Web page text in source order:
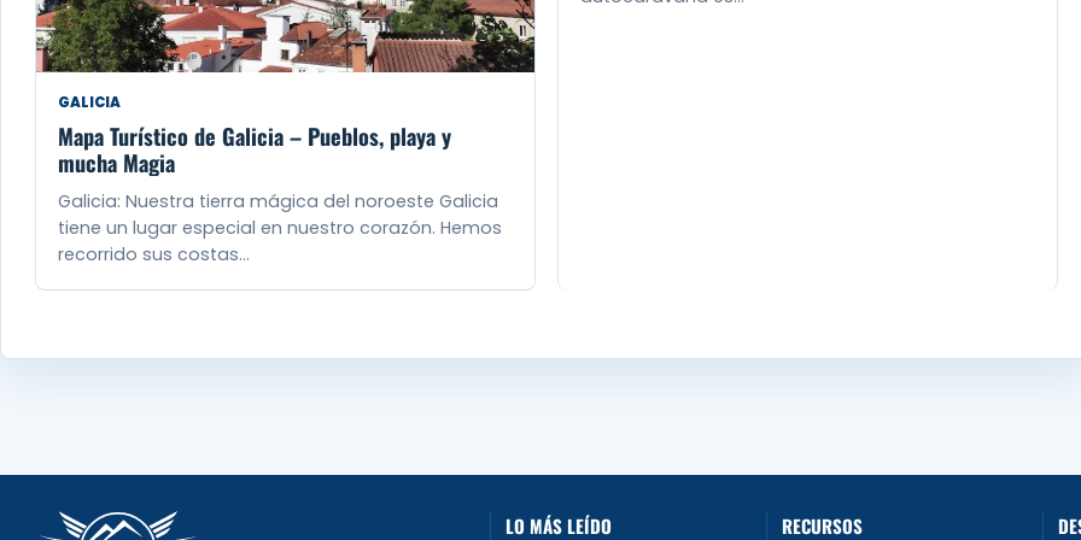
GALICIA
Mapa Turístico de Galicia – Pueblos, playa y
mucha Magia
Galicia: Nuestra tierra mágica del noroeste Galicia
tiene un lugar especial en nuestro corazón. Hemos
recorrido sus costas…
LO MÁS LEÍDO RECURSOS